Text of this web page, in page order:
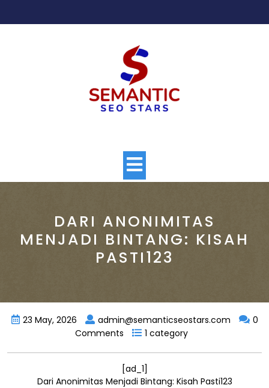
Open
DARI ANONIMITAS
MENJADI BINTANG: KISAH
PASTI123
23 May, 2026 admin@semanticseostars.com
0
Comments
1 category
[ad_1]
Dari Anonimitas Menjadi Bintang: Kisah Pasti123